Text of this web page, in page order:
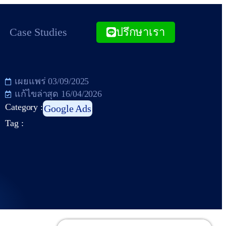
Case Studies ปรึกษาเรา
เผยแพร่ 03/09/2025
แก้ไขล่าสุด 16/04/2026
Category :Google Ads
Tag :